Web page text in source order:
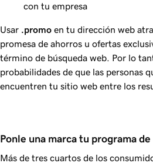
con tu empresa
Usar .promo en tu dirección web
promesa de ahorros u ofertas
término de búsqueda web. Por lo
probabilidades de que las personas
encuentren tu sitio web entre los
Ponle una marca tu programa
Más de tres cuartos de los